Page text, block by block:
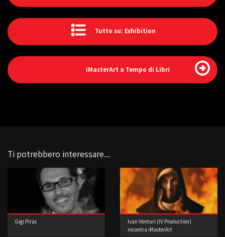
Tutto su: Exhibition
iMasterArt a Tempo di Libri
Ti potrebbero interessare...
Gigi Piras
Ivan Venturi (IV Production)
incontra iMasterArt